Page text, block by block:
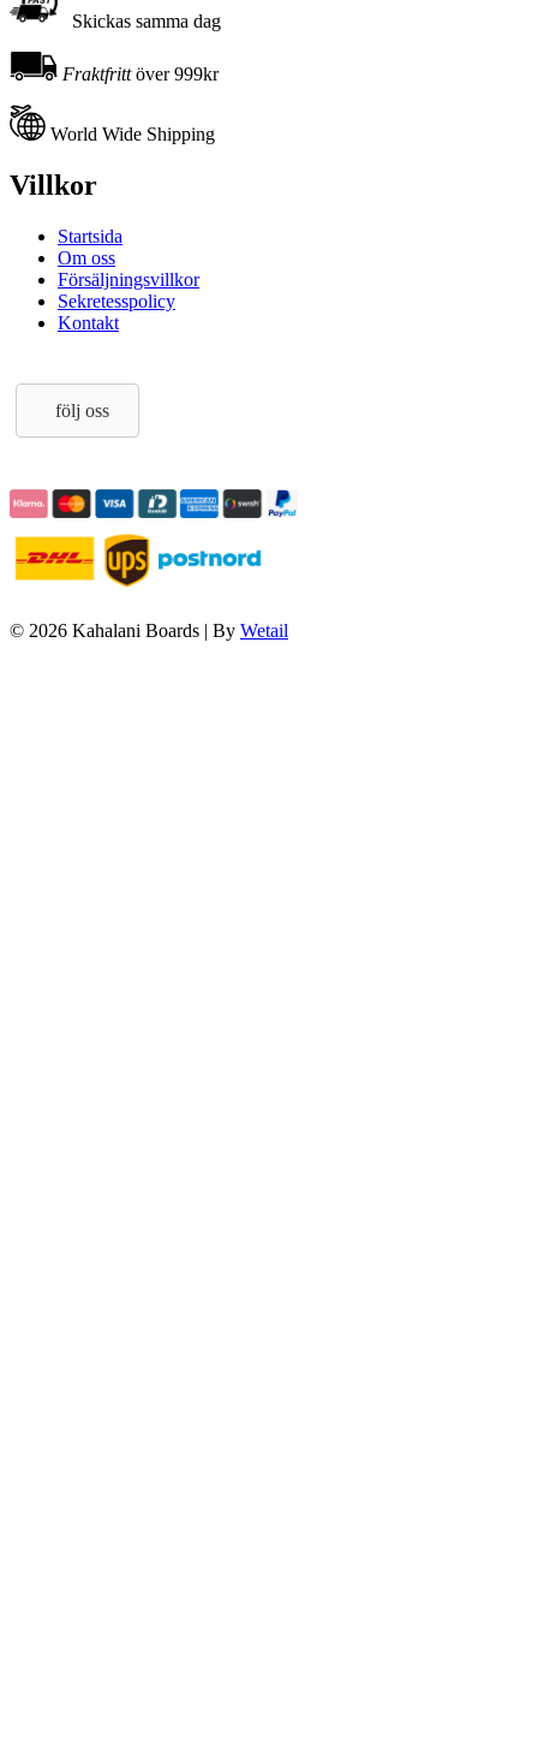
Skickas samma dag
Fraktfrittöver 999kr
World Wide Shipping
Villkor
Startsida
Om oss
Försäljningsvillkor
Sekretesspolicy
Kontakt
följ oss
© 2026 Kahalani Boards | By Wetail